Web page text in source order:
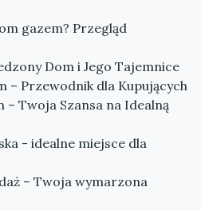
gazem? Przegląd
Dom i Jego Tajemnice
– Przewodnik dla Kupujących
– Twoja Szansa na Idealną
- idealne miejsce dla
– Twoja wymarzona